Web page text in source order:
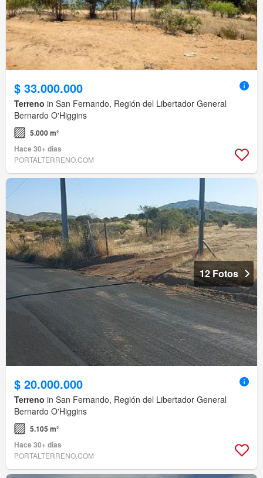
$ 33.000.000
Terreno in San Fernando, Región del Libertador General
Bernardo O'Higgins
5.000 m²
Hace 30+ días
PORTALTERRENO.COM
12 Fotos
$ 20.000.000
Terreno in San Fernando, Región del Libertador General
Bernardo O'Higgins
5.105 m²
Hace 30+ días
PORTALTERRENO.COM